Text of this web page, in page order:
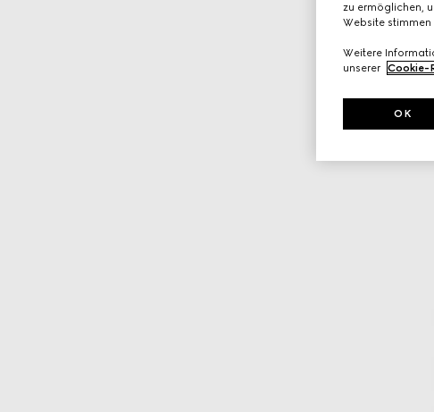
zu ermöglichen,
Website stimmen
Weitere
unserer Cookie-
OK